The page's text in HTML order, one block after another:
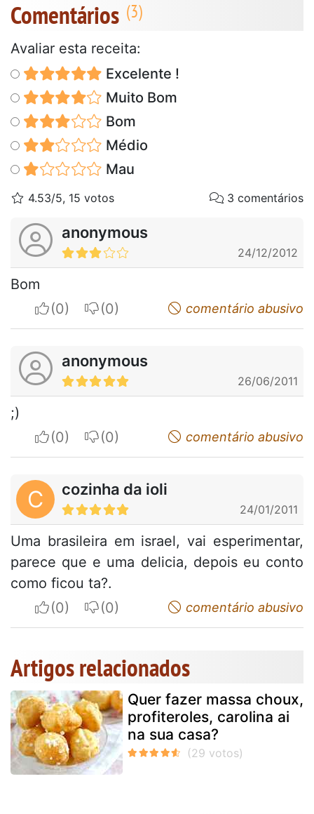
Comentários
Avaliar esta receita:
Excelente !
Muito Bom
Bom
Médio
Mau
4.53/5, 15 votos 3 comentários
anonymous
24/12/2012
Bom
I apreciateI do not appreciatecomentário abusivo
anonymous
26/06/2011
;)
I apreciateI do not appreciatecomentário abusivo
C cozinha da ioli
24/01/2011
Uma brasileira em israel, vai esperimentar,
parece que e uma delicia, depois eu conto
como ficou ta?.
I apreciateI do not appreciatecomentário abusivo
Artigos relacionados
Quer fazer massa choux,
profiteroles, carolina ai
na sua casa?